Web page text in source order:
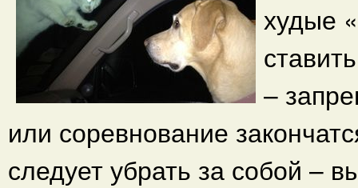
худые
–
или соревнование
следует убрать за собой –